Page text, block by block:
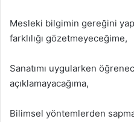
Mesleki bilgimin gereğini
farklılığı gözetmeyeceğime,
Sanatımı uygularken
açıklamayacağıma,
Bilimsel yöntemlerden